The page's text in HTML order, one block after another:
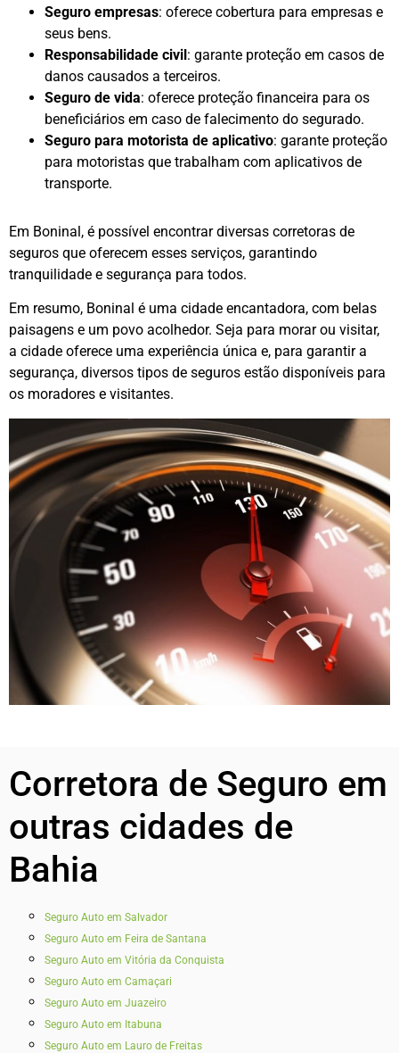
Seguro empresas: oferece cobertura para empresas e
seus bens.
Responsabilidade civil: garante proteção em casos de
danos causados a terceiros.
Seguro de vida: oferece proteção financeira para os
beneficiários em caso de falecimento do segurado.
Seguro para motorista de aplicativo: garante proteção
para motoristas que trabalham com aplicativos de
transporte.
Em Boninal, é possível encontrar diversas corretoras de
seguros que oferecem esses serviços, garantindo
tranquilidade e segurança para todos.
Em resumo, Boninal é uma cidade encantadora, com belas
paisagens e um povo acolhedor. Seja para morar ou visitar,
a cidade oferece uma experiência única e, para garantir a
segurança, diversos tipos de seguros estão disponíveis para
os moradores e visitantes.
Corretora de Seguro em
outras cidades de
Bahia
Seguro Auto em Salvador
Seguro Auto em Feira de Santana
Seguro Auto em Vitória da Conquista
Seguro Auto em Camaçari
Seguro Auto em Juazeiro
Seguro Auto em Itabuna
Seguro Auto em Lauro de Freitas